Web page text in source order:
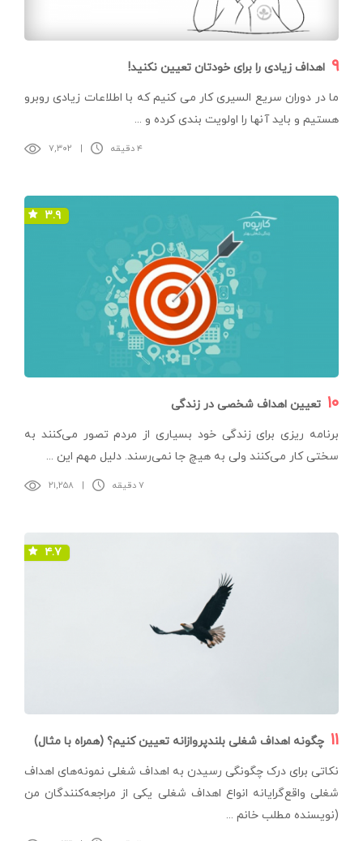
۹ اهداف زیادی را برای خودتان تعیین نکنید!
ما در دوران سریع السیری کار می کنیم که با اطلاعات زیادی روبرو
هستیم و باید آنها را اولویت بندی کرده و ...
۷,۳۰۲ | ۴ دقیقه
۳.۹
۱۰ تعیین اهداف شخصی در زندگی
برنامه ریزی برای زندگی خود بسیاری از مردم تصور می‌کنند به
سختی کار می‌کنند ولی به هیچ جا نمی‌رسند. دلیل مهم این ...
۲۱,۲۵۸ | ۷ دقیقه
۴.۷
۱۱ چگونه اهداف شغلی بلندپروازانه تعیین کنیم؟ (همراه با مثال)
نکاتی برای درک چگونگی رسیدن به اهداف شغلی نمونه‌های اهداف
شغلی واقع‌گرایانه انواع اهداف شغلی یکی از مراجعه‌کنندگان من
(نویسنده مطلب خانم ...